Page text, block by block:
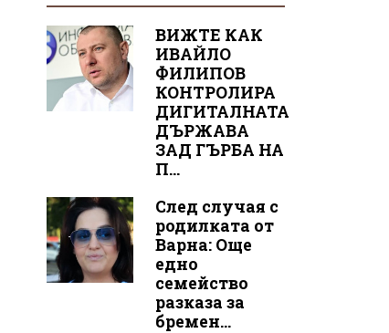
ВИЖТЕ КАК
ИВАЙЛО
ФИЛИПОВ
КОНТРОЛИРА
ДИГИТАЛНАТА
ДЪРЖАВА
ЗАД ГЪРБА НА
П...
След случая с
родилката от
Варна: Още
едно
семейство
разказа за
бремен...